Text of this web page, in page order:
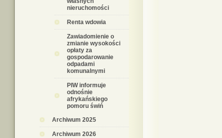
nieruchomości
Renta wdowia
Zawiadomienie o
zmianie wysokości
opłaty za
gospodarowanie
odpadami
komunalnymi
PIW informuje
odnośnie
afrykańskiego
pomoru świń
Archiwum 2025
Archiwum 2026